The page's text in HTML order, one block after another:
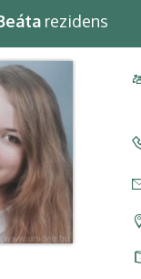
rezidens